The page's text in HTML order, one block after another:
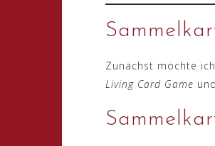
Zunächst möchte
Living Card Game und